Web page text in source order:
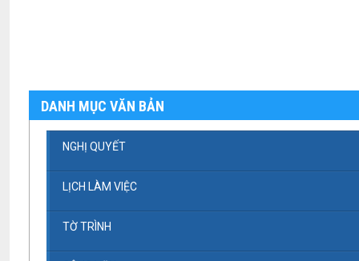
DANH MỤC VĂN BẢN
NGHỊ QUYẾT
LỊCH LÀM VIỆC
TỜ TRÌNH